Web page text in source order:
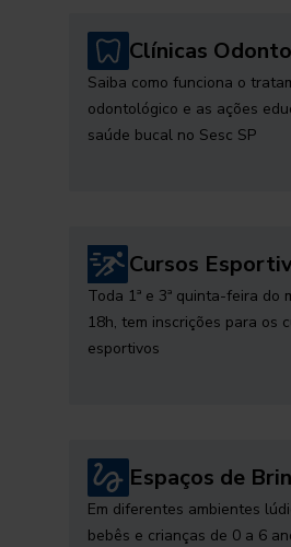
Clínicas
Saiba como funciona o
odontológico e as ações
saúde bucal no Sesc SP
Cursos
Toda 1ª e 3ª quinta-feira do
18h, tem inscrições para os
esportivos
Espaços de
Em diferentes ambientes
bebês e crianças de 0 a 6